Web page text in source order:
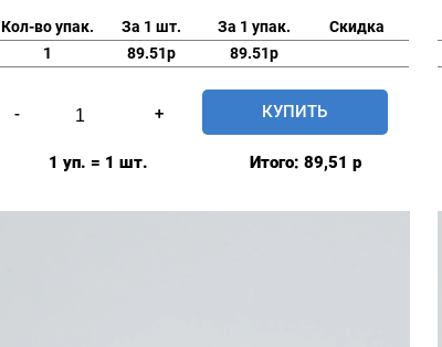
Кол-во упак. За 1 шт. За 1 упак.
Скидка
1
89.51р 89.51р
-
товара
Хольнитены
с
+ КУПИТЬ
1 уп. = 1 шт. Итого: 89,51 р